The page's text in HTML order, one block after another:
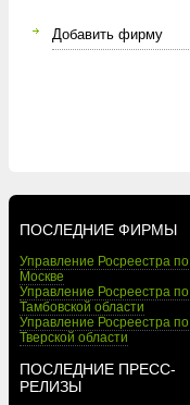
Добавить фирму
ПОСЛЕДНИЕ ФИРМЫ
Управление Росреестра по
Москве
Управление Росреестра по
Тамбовской области
Управление Росреестра по
Тверской области
ПОСЛЕДНИЕ ПРЕСС-
РЕЛИЗЫ